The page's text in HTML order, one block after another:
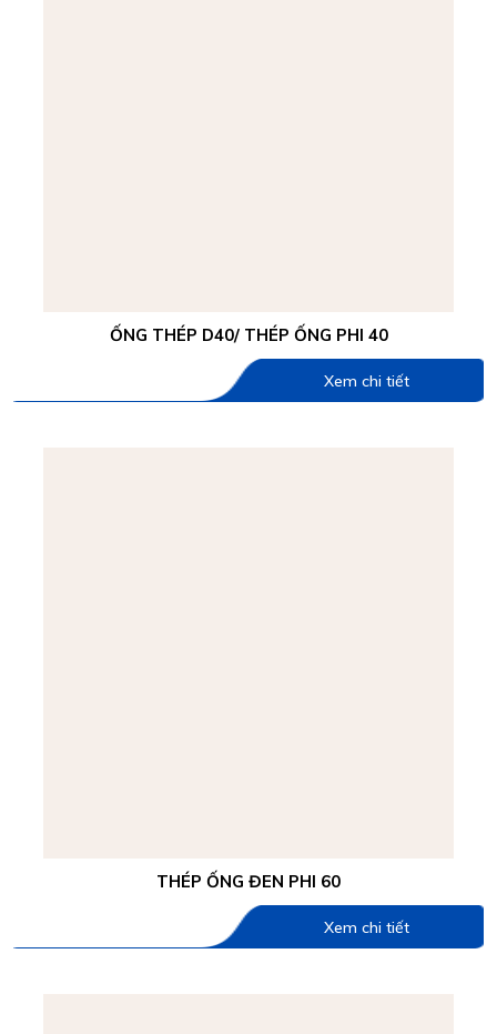
ỐNG THÉP D40/ THÉP ỐNG PHI 40
Xem chi tiết
THÉP ỐNG ĐEN PHI 60
Xem chi tiết